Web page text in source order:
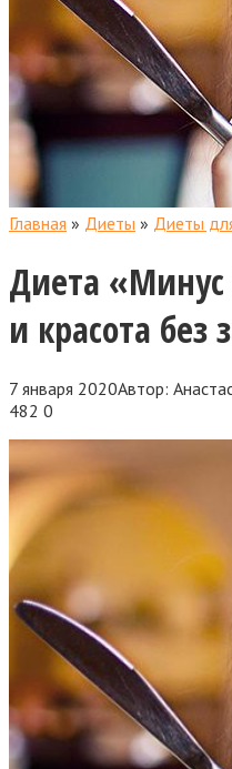
Главная » Диеты » Диеты
Диета «Минус
и красота без
7 января 2020Автор:
482 0